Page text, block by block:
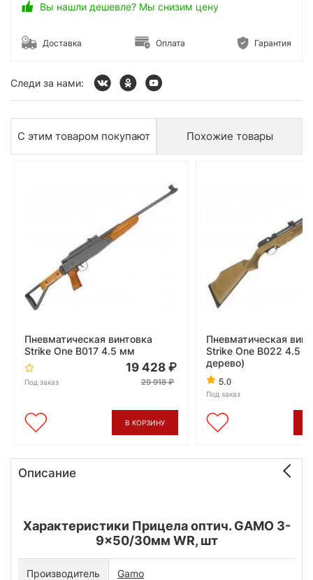
Вы нашли дешевле? Мы снизим цену
Доставка Оплата Гарантия
Следи за нами:
С этим товаром покупают Похожие товары
Пневматическая винтовка
Strike One B017 4.5 мм
Под заказ
19 428
29 918
В КОРЗИНУ
Пневматическая
Strike One B022 4.5
дерево)
5.0
Под заказ
Описание
Характеристики Прицела оптич. GAMO 3-
9x50/30мм WR, шт
Производитель Gamo